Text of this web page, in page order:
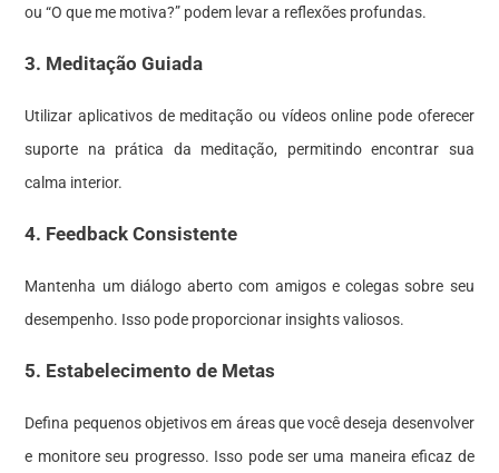
ou “O que me motiva?” podem levar a reflexões profundas.
3. Meditação Guiada
Utilizar aplicativos de meditação ou vídeos online pode oferecer
suporte na prática da meditação, permitindo encontrar sua
calma interior.
4. Feedback Consistente
Mantenha um diálogo aberto com amigos e colegas sobre seu
desempenho. Isso pode proporcionar insights valiosos.
5. Estabelecimento de Metas
Defina pequenos objetivos em áreas que você deseja desenvolver
e monitore seu progresso. Isso pode ser uma maneira eficaz de